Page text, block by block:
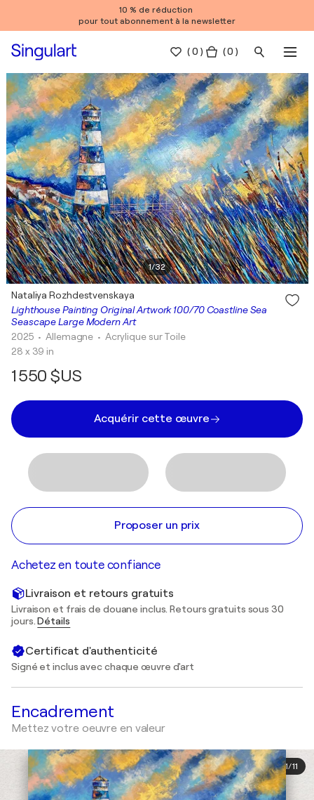
10 % de réduction
pour tout abonnement à la newsletter
(0 ) ( 0 )
1/32
Lighthouse Painting Original Artwork 100/70 Coastline Sea
Seascape Large Modern Art
Nataliya Rozhdestvenskaya
2025 • Allemagne • Acrylique sur Toile
28 x 39 in
1 550 $US
Acquérir cette œuvre
Proposer un prix
Achetez en toute confiance
Livraison et retours gratuits
Livraison et frais de douane inclus. Retours gratuits sous 30
jours.Détails
Certificat d'authenticité
Signé et inclus avec chaque œuvre d'art
Encadrement
Mettez votre oeuvre en valeur
1/11